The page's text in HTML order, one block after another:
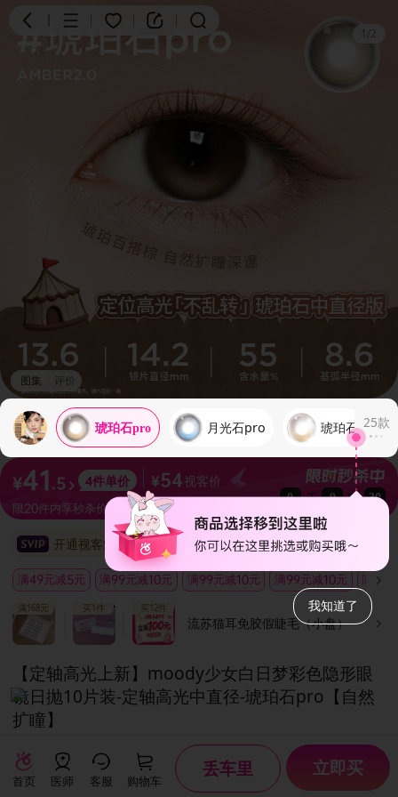
图集 评价
1 /2
琥珀石pro 月光石pro 琥珀石 25款
¥41.5 4件单价 ¥54视客价
限20件内享秒杀价
0 天 9 时 30
开通视客SVIP享受折上95折
满49元减5元 满99元减10元 满99元减10元 满99元减10元 满189
满168元 买1件 买12件
流苏猫耳免胶假睫毛（小盘）
【定轴高光上新】moody少女白日梦彩色隐形眼
镜日抛10片装-定轴高光中直径-琥珀石pro【自然
扩瞳】
联名系列花色包装迭代期，常规款&IP款随机发货，介意慎拍！
琥珀石pro入选·日抛新品榜
首页 医师 客服 购物车
丢车里 立即买
我知道了